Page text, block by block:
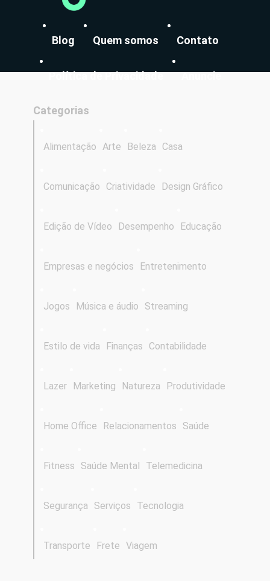
Blog Quem somos Contato
Política de Privacidade Anuncie
Categorias
Alimentação Arte Beleza Casa
Comunicação Criatividade Design Gráfico
Edição de Vídeo Desempenho Educação
Empresas e negócios Entretenimento
Jogos Música e áudio Streaming
Estilo de vida Finanças Contabilidade
Lazer Marketing Natureza Produtividade
Home Office Relacionamentos Saúde
Fitness Saúde Mental Telemedicina
Segurança Serviços Tecnologia
Transporte Frete Viagem